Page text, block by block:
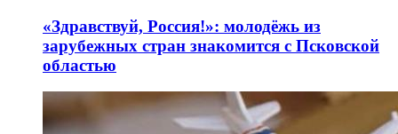
«Здравствуй, Россия!»: молодёжь из
зарубежных стран знакомится с Псковской
областью